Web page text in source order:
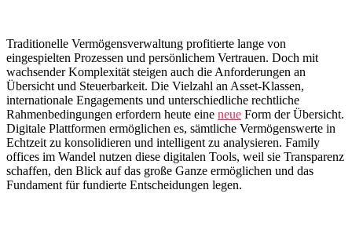
Traditionelle Vermögensverwaltung profitierte lange von
eingespielten Prozessen und persönlichem Vertrauen. Doch mit
wachsender Komplexität steigen auch die Anforderungen an
Übersicht und Steuerbarkeit. Die Vielzahl an Asset-Klassen,
internationale Engagements und unterschiedliche rechtliche
Rahmenbedingungen erfordern heute eine neue Form der Übersicht.
Digitale Plattformen ermöglichen es, sämtliche Vermögenswerte in
Echtzeit zu konsolidieren und intelligent zu analysieren. Family
offices im Wandel nutzen diese digitalen Tools, weil sie Transparenz
schaffen, den Blick auf das große Ganze ermöglichen und das
Fundament für fundierte Entscheidungen legen.